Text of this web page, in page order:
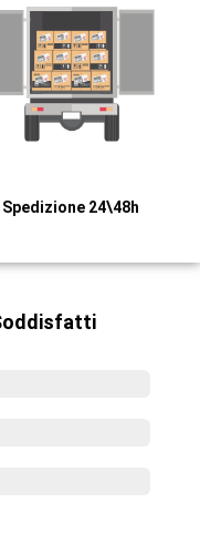
Spedizione 24\48h